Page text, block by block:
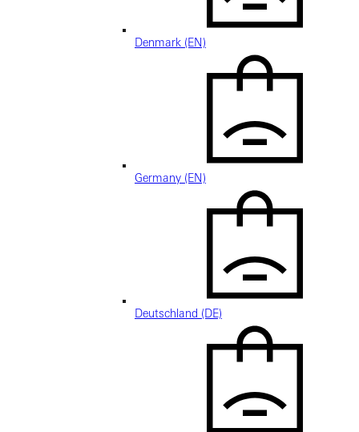
Denmark (EN)
Germany (EN)
Deutschland (DE)